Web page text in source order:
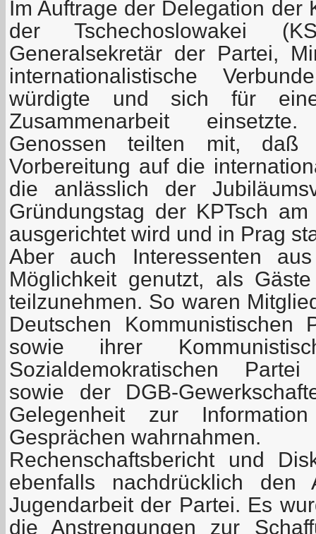
Im Auftrage der Delegation der
der Tschechoslowakei
Generalsekretär der Partei,
internationalistische
würdigte und sich für
Zusammenarbeit
Genossen teilten mit,
Vorbereitung auf die
die anlässlich der
Gründungstag der KPTsch
ausgerichtet wird und in Prag
Aber auch Interessenten
Möglichkeit genutzt, als
teilzunehmen. So waren
Deutschen Kommunistischen
sowie ihrer
Sozialdemokratischen
sowie der DGB-
Gelegenheit zur
Gesprächen wahrnahmen.
Rechenschaftsbericht und
ebenfalls nachdrücklich den
Jugendarbeit der Partei. Es
die Anstrengungen zur